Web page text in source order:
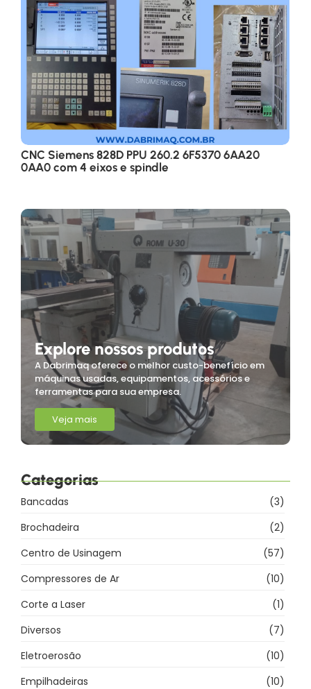
CNC Siemens 828D PPU 260.2 6F5370 6AA20
0AA0 com 4 eixos e spindle
Explore nossos produtos
A Dabrimaq oferece o melhor custo-benefício em
máquinas usadas, equipamentos, acessórios e
ferramentas para sua empresa.
Veja mais
Categorias
Bancadas
(3)
Brochadeira
(2)
Centro de Usinagem
(57)
Compressores de Ar
(10)
Corte a Laser
(1)
Diversos
(7)
Eletroerosão
(10)
Empilhadeiras
(10)